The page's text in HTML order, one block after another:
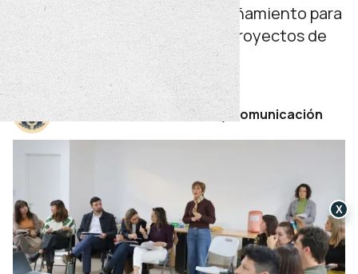
violencia y refuerza el acompañamiento para
garantizar la autonomía y los proyectos de
vida libres de violencias.
martes 02 de junio de 2026
Por Secretaría de Prensa y Comunicación
X